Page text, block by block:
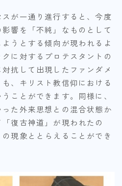
が一通り進行すると、今度
響を「不純」なものとして
うとする傾向が現われるよ
に対するプロテスタントの
抗して出現したファンダメ
、キリスト教信仰における
ことができます。同様に、
た外来思想との混合状態か
復古神道」が現われたの
現象ととらえることができ